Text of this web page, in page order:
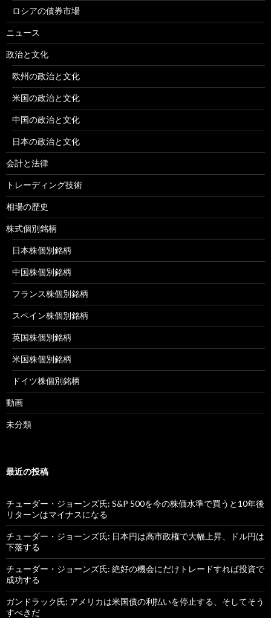
ロシアの債券市場
ニュース
政治と文化
欧州の政治と文化
米国の政治と文化
中国の政治と文化
日本の政治と文化
会計と法律
トレーディング技術
相場の歴史
株式個別銘柄
日本株個別銘柄
中国株個別銘柄
フランス株個別銘柄
スペイン株個別銘柄
英国株個別銘柄
米国株個別銘柄
ドイツ株個別銘柄
動画
未分類
最近の投稿
チューダー・ジョーンズ氏: S&P 500を今の株価水準で買うと10年後
リターンはマイナスになる
チューダー・ジョーンズ氏: 日本円は高市政権で大幅上昇、ドル円は
下落する
チューダー・ジョーンズ氏: 絶好の機会にだけトレードすれば投資で
成功する
ガンドラック氏: アメリカは米国債の利払いを停止する、そしてそう
すべきだ